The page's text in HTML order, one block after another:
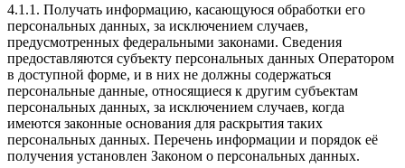
4.1.1. Получать информацию, касающуюся обработки его
персональных данных, за исключением случаев,
предусмотренных федеральными законами. Сведения
предоставляются субъекту персональных данных Оператором
в доступной форме, и в них не должны содержаться
персональные данные, относящиеся к другим субъектам
персональных данных, за исключением случаев, когда
имеются законные основания для раскрытия таких
персональных данных. Перечень информации и порядок её
получения установлен Законом о персональных данных.